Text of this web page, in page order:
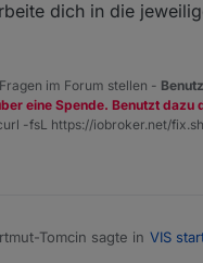
dich in die
im Forum stellen -
eine Spende. Benutzt dazu
-fsL https://iobroker.net/
Tomcin sagte in VIS